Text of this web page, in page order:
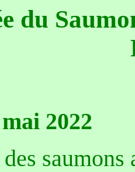
du
2022
saumons